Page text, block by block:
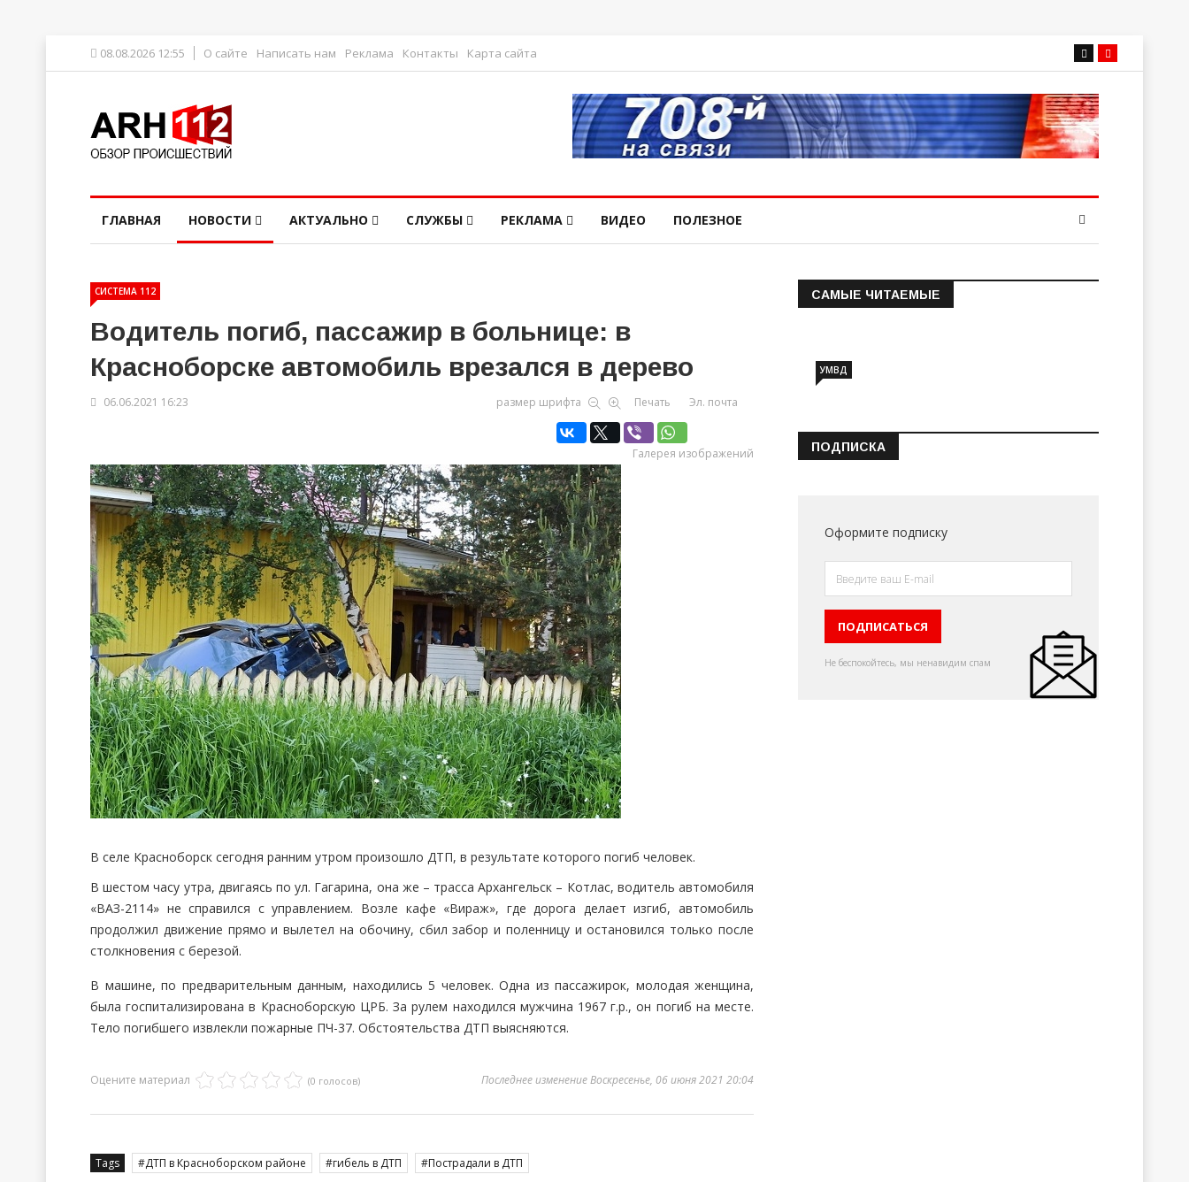
08.08.2026 12:55 О сайте Написать нам Реклама Контакты Карта сайта
ГЛАВНАЯ НОВОСТИ АКТУАЛЬНО СЛУЖБЫ РЕКЛАМА ВИДЕО ПОЛЕЗНОЕ
СИСТЕМА 112
Водитель погиб, пассажир в больнице: в
Красноборске автомобиль врезался в дерево
06.06.2021 16:23 размер шрифта Печать Эл. почта
Галерея изображений
В селе Красноборск сегодня ранним утром произошло ДТП, в результате которого погиб человек.
В шестом часу утра, двигаясь по ул. Гагарина, она же – трасса Архангельск – Котлас, водитель автомобиля
«ВАЗ-2114» не справился с управлением. Возле кафе «Вираж», где дорога делает изгиб, автомобиль
продолжил движение прямо и вылетел на обочину, сбил забор и поленницу и остановился только после
столкновения с березой.
В машине, по предварительным данным, находились 5 человек. Одна из пассажирок, молодая женщина,
была госпитализирована в Красноборскую ЦРБ. За рулем находился мужчина 1967 г.р., он погиб на месте.
Тело погибшего извлекли пожарные ПЧ-37. Обстоятельства ДТП выясняются.
Оцените материал (0 голосов) Последнее изменение Воскресенье, 06 июня 2021 20:04
Tags ДТП в Красноборском районе гибель в ДТП Пострадали в ДТП
САМЫЕ ЧИТАЕМЫЕ
Информация о состоянии
УМВД
ПОДПИСКА
Оформите подписку
Не беспокойтесь, мы ненавидим спам